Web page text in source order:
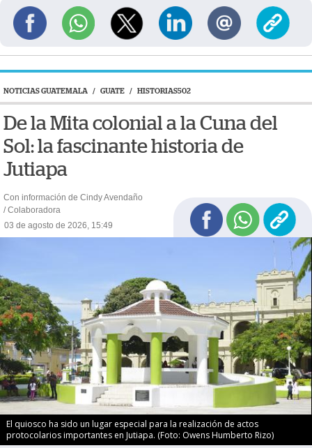
NOTICIAS GUATEMALA / GUATE / HISTORIAS502
De la Mita colonial a la Cuna del
Sol: la fascinante historia de
Jutiapa
Con información de Cindy Avendaño
/ Colaboradora
03 de agosto de 2026, 15:49
El quiosco ha sido un lugar especial para la realización de actos
protocolarios importantes en Jutiapa. (Foto: Owens Humberto Rizo)